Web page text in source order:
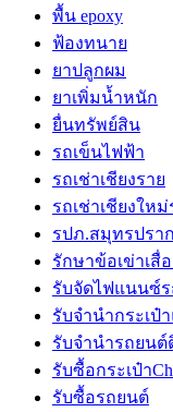
พื้น epoxy
ฟ้องทนาย
ยาปลูกผม
ยาเพิ่มน้ำหนัก
ยื่นทรัพย์สิน
รถเข็นไฟฟ้า
รถเช่าเชียงราย
รถเช่าเชียงให
รปภ.สมุทรปรา
รักษาข้อเข่าเสื่
รับจัดไฟแนนซ์ร
รับจำนำกระเป๋
รับจํานํารถยน
รับซื้อกระเป๋า
รับซื้อรถยนต์